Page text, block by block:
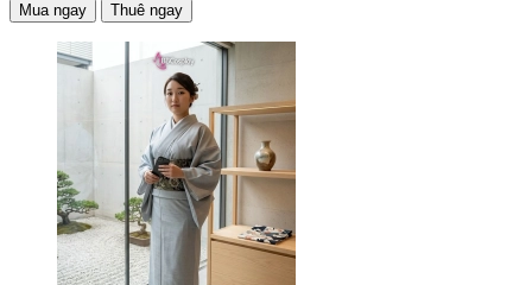
Mua ngay Thuê ngay